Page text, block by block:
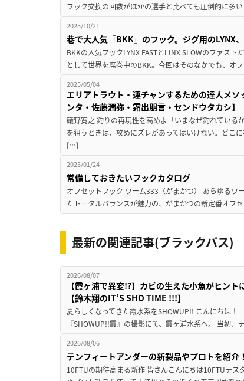
フック交換の回数がほかの選手と比べても圧倒的に多
2025/10/21
巷で大人気『BKK』のフック。ジグ用のLYNX
BKKの人気フックLYNX FASTとLINX SLOWのファス
として世界を席巻中のBKK。今回はそのなかでも、オ
2025/05/04
エリアトラウト・連チャンするための達人メ
ンタ・佐藤潤弥・霜出朋言・センドウタカシ】
礒野寛之 釣りの再現性を高めよ「いまなぜ釣れている
を狙うときは、攻めにズレがあってはいけない。どこ
[…]
2025/01/24
常備しておきたいフックカタログ
オフセットフック ワーム333（がまかつ） あらゆる
たトータルバランスが魅力の、がまかつの新定番オフ
最新の関連記事(ブラックバス)
2026/08/07
【霞ヶ浦で異変!?】カビの生えた小魚がヒン
【鈴木翔のIT’S SHO TIME !!!】
夏らしくなってきた霞水系をSHOWUP!! こんにちは
『SHOWUP!!霞』の撮影にて、霞ヶ浦水系へ。 当初
2026/08/06
テンフィートアンダーの新製品やプロトを紹介
10FTUの期待高まる新作 皆さんこんにちは10FTUテ